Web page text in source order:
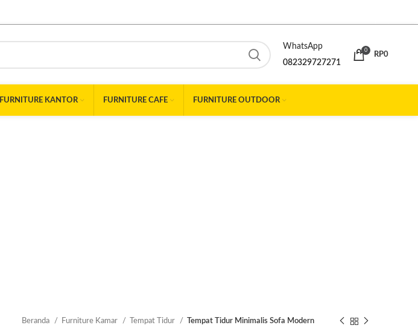
WhatsApp
082329727271
0
RP0
FURNITURE KANTOR FURNITURE CAFE FURNITURE OUTDOOR
Beranda Furniture Kamar Tempat Tidur Tempat Tidur Minimalis Sofa Modern